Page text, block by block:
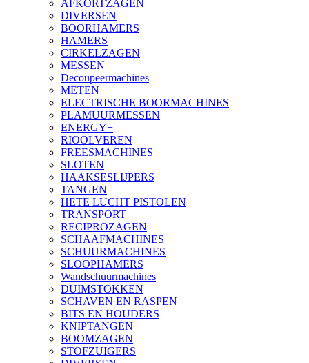
AFKORTZAGEN
DIVERSEN
BOORHAMERS
HAMERS
CIRKELZAGEN
MESSEN
Decoupeermachines
METEN
ELECTRISCHE BOORMACHINES
PLAMUURMESSEN
ENERGY+
RIOOLVEREN
FREESMACHINES
SLOTEN
HAAKSESLIJPERS
TANGEN
HETE LUCHT PISTOLEN
TRANSPORT
RECIPROZAGEN
SCHAAFMACHINES
SCHUURMACHINES
SLOOPHAMERS
Wandschuurmachines
DUIMSTOKKEN
SCHAVEN EN RASPEN
BITS EN HOUDERS
KNIPTANGEN
BOOMZAGEN
STOFZUIGERS